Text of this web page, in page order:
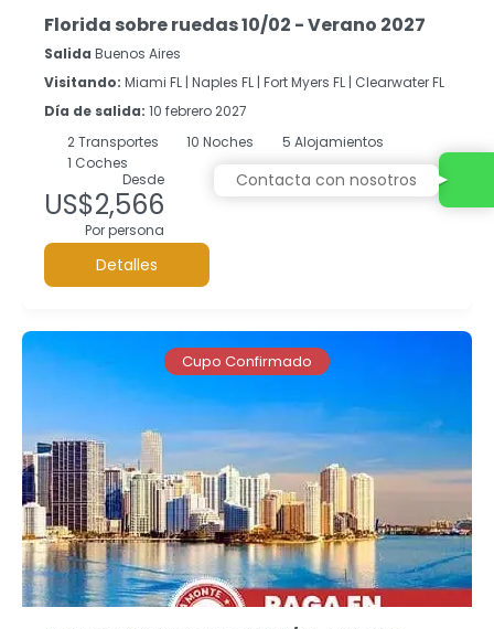
Florida sobre ruedas 10/02 - Verano 2027
Salida Buenos Aires
Visitando: Miami FL | Naples FL | Fort Myers FL | Clearwater FL
Día de salida: 10 febrero 2027
2Transportes 10 Noches
5 Alojamientos
1 Coches
Desde
US$2,566
Por persona
Detalles
Cupo Confirmado
Contacta con nosotros